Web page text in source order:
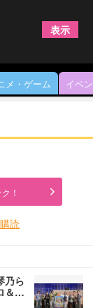
メ・ゲーム イベ
！
読
乃ら
＆…
表示